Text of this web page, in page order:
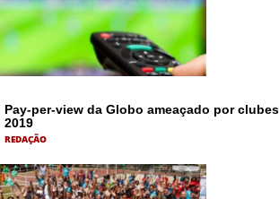
Pay-per-view da Globo ameaçado por
2019
REDAÇÃO